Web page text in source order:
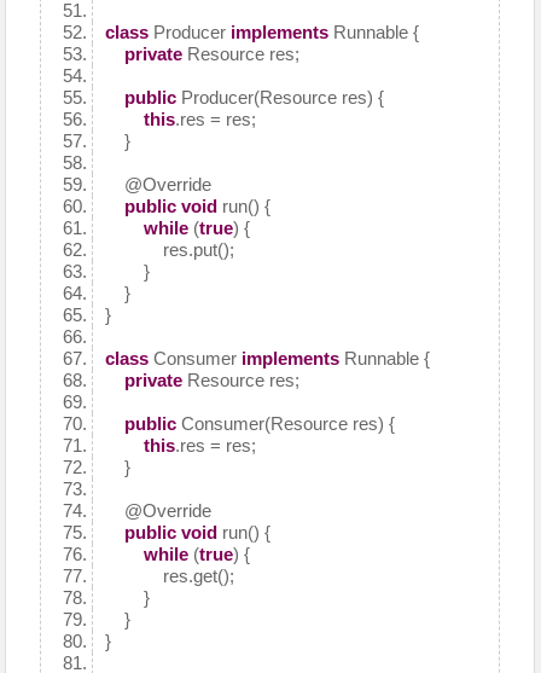
class Producer implements Runnable {
private Resource res;
public Producer(Resource res) {
this.res = res;
}
@Override
public void run() {
while (true) {
res.put();
}
}
}
class Consumer implements Runnable {
private Resource res;
public Consumer(Resource res) {
this.res = res;
}
@Override
public void run() {
while (true) {
res.get();
}
}
}